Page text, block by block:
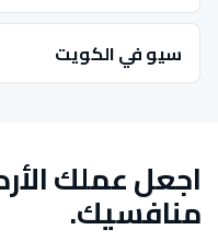
سيو في الكويت
اجعل عملك
منافسيك.